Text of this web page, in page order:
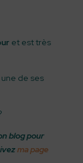
et est très
une de ses
blog pour
ma page